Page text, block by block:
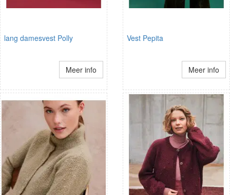
lang damesvest Polly
Meer info
Vest Pepita
Meer info